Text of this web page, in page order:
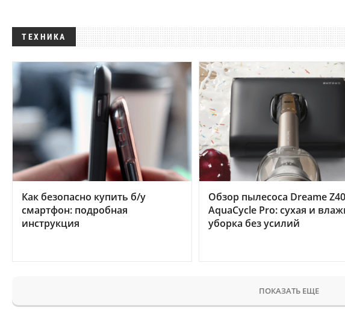
ТЕХНИКА
Как безопасно купить б/у
смартфон: подробная
инструкция
Обзор пылесоса Dreame Z40
AquaCycle Pro: сухая и
уборка без усилий
ПОКАЗАТЬ ЕЩЕ